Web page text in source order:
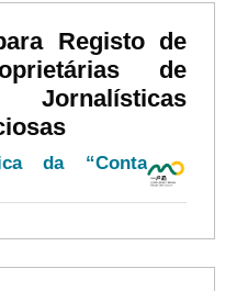
Registo de
de
da “Conta